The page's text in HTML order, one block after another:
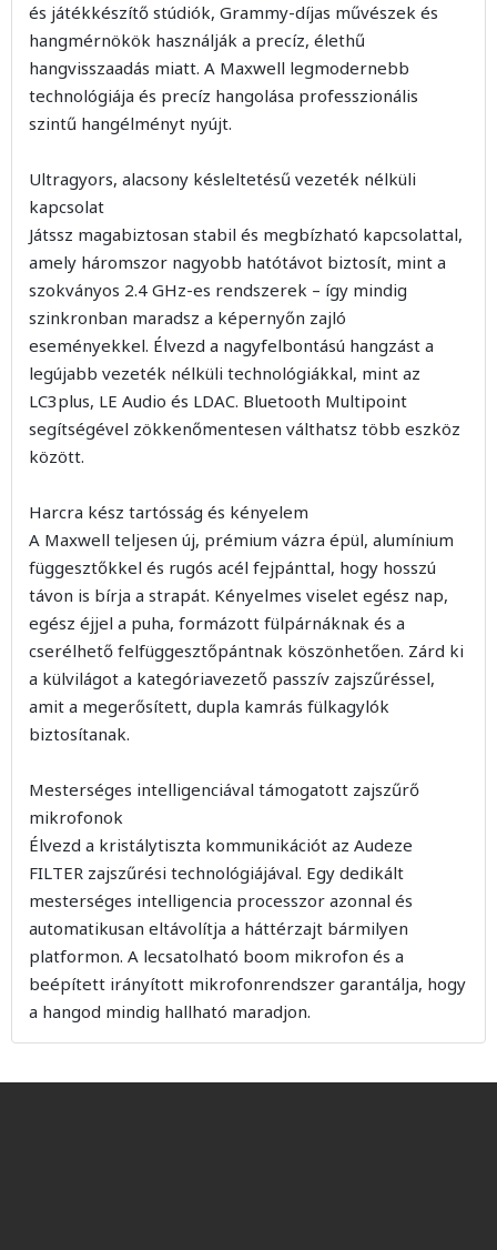
és játékkészítő stúdiók, Grammy-díjas művészek és
hangmérnökök használják a precíz, élethű
hangvisszaadás miatt. A Maxwell legmodernebb
technológiája és precíz hangolása professzionális
szintű hangélményt nyújt.
Ultragyors, alacsony késleltetésű vezeték nélküli
kapcsolat
Játssz magabiztosan stabil és megbízható kapcsolattal,
amely háromszor nagyobb hatótávot biztosít, mint a
szokványos 2.4 GHz-es rendszerek – így mindig
szinkronban maradsz a képernyőn zajló
eseményekkel. Élvezd a nagyfelbontású hangzást a
legújabb vezeték nélküli technológiákkal, mint az
LC3plus, LE Audio és LDAC. Bluetooth Multipoint
segítségével zökkenőmentesen válthatsz több eszköz
között.
Harcra kész tartósság és kényelem
A Maxwell teljesen új, prémium vázra épül, alumínium
függesztőkkel és rugós acél fejpánttal, hogy hosszú
távon is bírja a strapát. Kényelmes viselet egész nap,
egész éjjel a puha, formázott fülpárnáknak és a
cserélhető felfüggesztőpántnak köszönhetően. Zárd ki
a külvilágot a kategóriavezető passzív zajszűréssel,
amit a megerősített, dupla kamrás fülkagylók
biztosítanak.
Mesterséges intelligenciával támogatott zajszűrő
mikrofonok
Élvezd a kristálytiszta kommunikációt az Audeze
FILTER zajszűrési technológiájával. Egy dedikált
mesterséges intelligencia processzor azonnal és
automatikusan eltávolítja a háttérzajt bármilyen
platformon. A lecsatolható boom mikrofon és a
beépített irányított mikrofonrendszer garantálja, hogy
a hangod mindig hallható maradjon.